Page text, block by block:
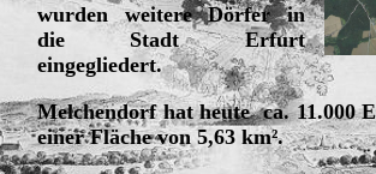
wurden weitere Dörfer in
die Stadt Erfurt
eingegliedert.
Melchendorf hat heute ca. 11.000
einer Fläche von 5,63 km².